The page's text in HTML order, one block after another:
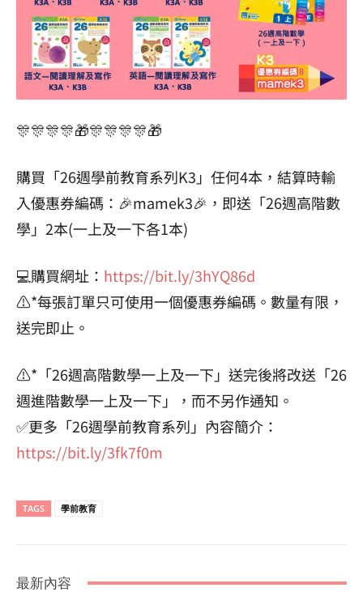
🎊🎊🎊🎊🎁🎊🎊🎊🎊🎁
購買「26週學前教育系列K3」任何4本，結算時輸
入優惠券編碼：🎉mamek3🎉，即送「26週高階數
學」2本(一上及一下各1本)
💻購買網址： https://bit.ly/3hYQ86d
⚠️*每張訂單只可使用一個優惠券編碼。數量有限，
送完即止。
⚠️*「26週高階數學一上及一下」送完後將改送「26
週進階數學一上及一下」，而不另作通知。
✅更多「26週學前教育系列」內容簡介：
https://bit.ly/3fk7f0m
TAGS 學前教育
最新內容